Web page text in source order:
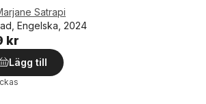
Satrapi
Engelska, 2024
kr
Lägg till